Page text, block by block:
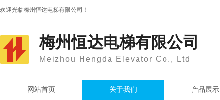
欢迎光临梅州恒达电梯有限公司！
梅州恒达电梯有限公司
Meizhou Hengda Elevator Co., Ltd
网站首页 关于我们 产品展示